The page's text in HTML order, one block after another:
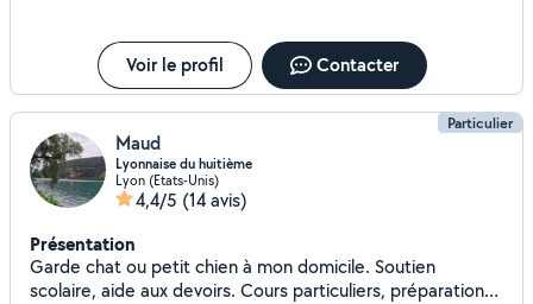
dynamisme, bienveillance et adaptation aux besoins
spécifiques de chacun : n'hésitez pas me contacter pour
comprendre ce dont vous avez précisément besoin A
Voir le profil Contacter
Particulier
Maud
Lyonnaise du huitième
Lyon (Etats-Unis)
4,4/5 (14 avis)
Présentation
Garde chat ou petit chien à mon domicile. Soutien
scolaire, aide aux devoirs. Cours particuliers, préparation